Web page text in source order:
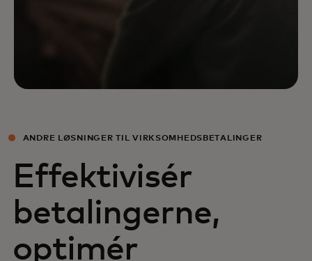
ANDRE LØSNINGER TIL VIRKSOMHEDSBETALINGER
Effektivisér
betalingerne,
optimér